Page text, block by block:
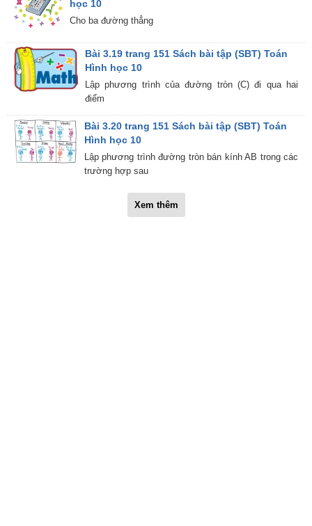
học 10
Cho ba đường thẳng
Bài 3.19 trang 151 Sách bài tập (SBT) Toán
Hình học 10
Lập phương trình của đường tròn (C) đi qua hai
điểm
Bài 3.20 trang 151 Sách bài tập (SBT) Toán
Hình học 10
Lập phương trình đường tròn bán kính AB trong các
trường hợp sau
Xem thêm